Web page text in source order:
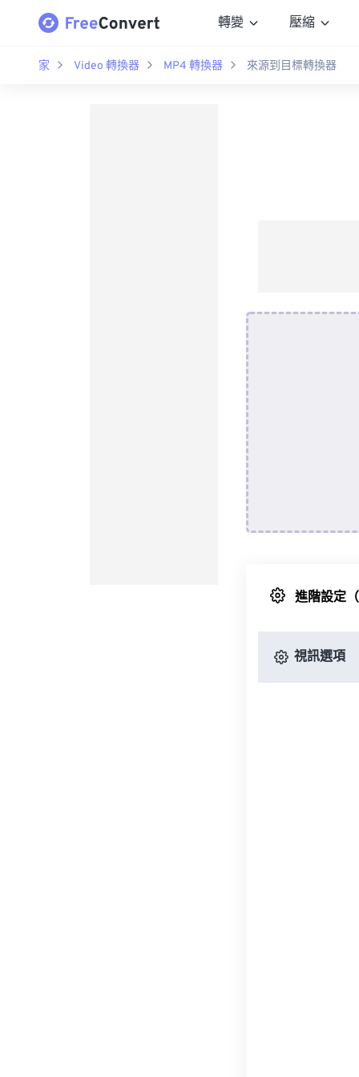
轉變 壓縮
家 Video 轉換器 MP4 轉換器 來源到目標轉換器
進階設定
視訊選項